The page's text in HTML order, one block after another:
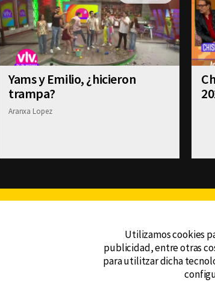
Yams y Emilio, ¿hicieron
trampa?
Aranxa Lopez
DERECHOS RESERVADOS © CANAL 6 2026
Prohibida la reproducción total o parcial, incluyendo
Utilizamos cookies
publicidad, entre otras
para utilitzar dicha